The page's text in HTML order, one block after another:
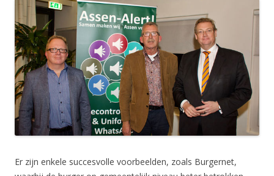
Er zijn enkele succesvolle voorbeelden, zoals Burgernet,